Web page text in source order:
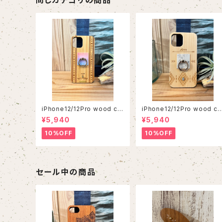
iPhone12/12Pro wood ca
se
¥5,940
10%OFF
iPhone12/12Pro wood ca
se
¥5,940
10%OFF
セール中の商品